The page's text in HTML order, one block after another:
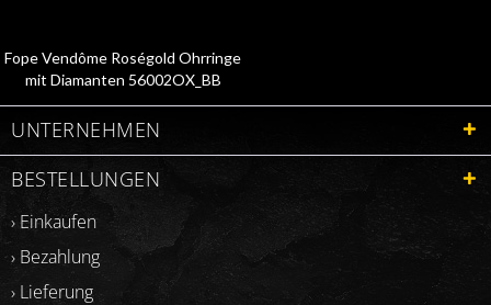
Fope Vendôme Roségold Ohrringe
mit Diamanten 56002OX_BB
UNTERNEHMEN
BESTELLUNGEN
› Einkaufen
› Bezahlung
› Lieferung